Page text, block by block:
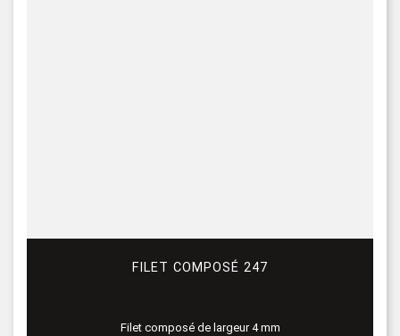
FILET COMPOSÉ 247
Filet composé de largeur 4 mm